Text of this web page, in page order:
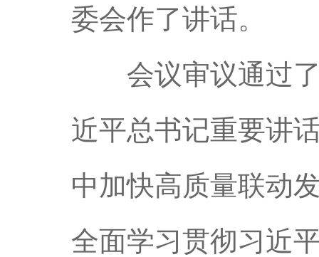
委会作了讲话。
会议审议通过了
近平总书记重要讲
中加快高质量联动
全面学习贯彻习近